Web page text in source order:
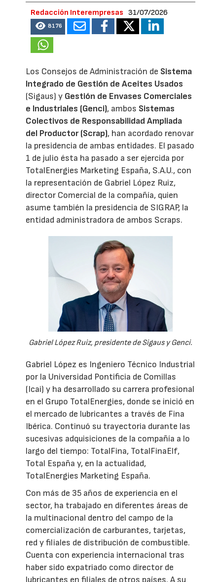
Redacción Interempresas 31/07/2026
8176
Los Consejos de Administración de Sistema
Integrado de Gestión de Aceites Usados
(Sigaus) y Gestión de Envases Comerciales
e Industriales (Genci), ambos Sistemas
Colectivos de Responsabilidad Ampliada
del Productor (Scrap), han acordado renovar
la presidencia de ambas entidades. El pasado
1 de julio ésta ha pasado a ser ejercida por
TotalEnergies Marketing España, S.A.U., con
la representación de Gabriel López Ruiz,
director Comercial de la compañía, quien
asume también la presidencia de SIGRAP, la
entidad administradora de ambos Scraps.
Gabriel López Ruiz, presidente de Sigaus y Genci.
Gabriel López es Ingeniero Técnico Industrial
por la Universidad Pontificia de Comillas
(Icai) y ha desarrollado su carrera profesional
en el Grupo TotalEnergies, donde se inició en
el mercado de lubricantes a través de Fina
Ibérica. Continuó su trayectoria durante las
sucesivas adquisiciones de la compañía a lo
largo del tiempo: TotalFina, TotalFinaElf,
Total España y, en la actualidad,
TotalEnergies Marketing España.
Con más de 35 años de experiencia en el
sector, ha trabajado en diferentes áreas de
la multinacional dentro del campo de la
comercialización de carburantes, tarjetas,
red y filiales de distribución de combustible.
Cuenta con experiencia internacional tras
haber sido expatriado como director de
lubricantes en filiales de otros países. A su